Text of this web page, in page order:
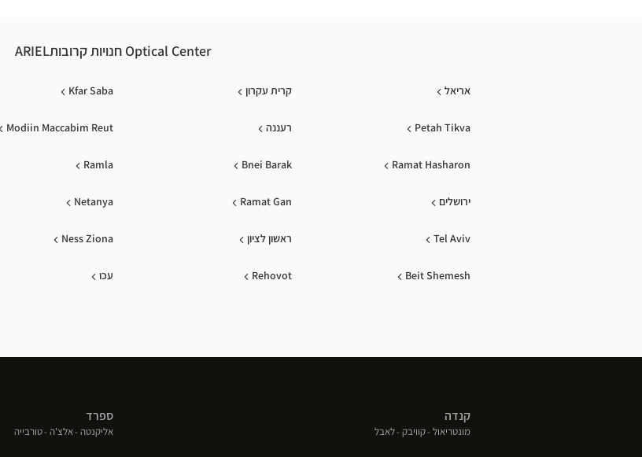
Optical Center חנויות קרובותARIEL
אריאל קרית עקרון Kfar Saba
Petah Tikva רעננה Modiin Maccabim Reut
Ramat Hasharon
Bnei Barak
Ramla
ירושלים Ramat Gan
Netanya
Tel Aviv ראשון לציון Ness Ziona
Beit Shemesh
Rehovot עכו
קנדה
מונטריאול(פתח
קוויבק(פתח
לאבל(פתח
ספרד
אליקנטה(פתח
אלצ'ה(פתח
טורבייה(פתח